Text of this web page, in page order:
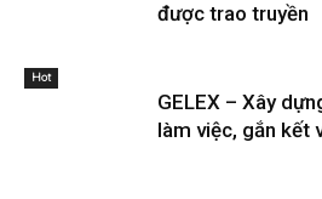
được trao truyền
Hot
GELEX – Xây
làm việc, gắn kết